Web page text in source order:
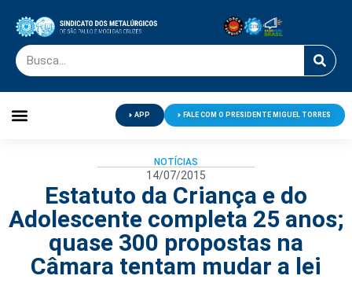
APP FALE COM O PRESIDENTE MIGUEL TORRES
NOTÍCIAS
14/07/2015
Estatuto da Criança e do
Adolescente completa 25 anos;
quase 300 propostas na
Câmara tentam mudar a lei